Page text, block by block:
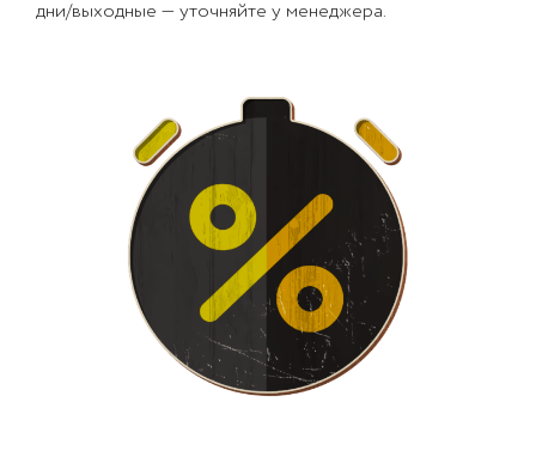
дни/выходные — уточняйте у менеджера.